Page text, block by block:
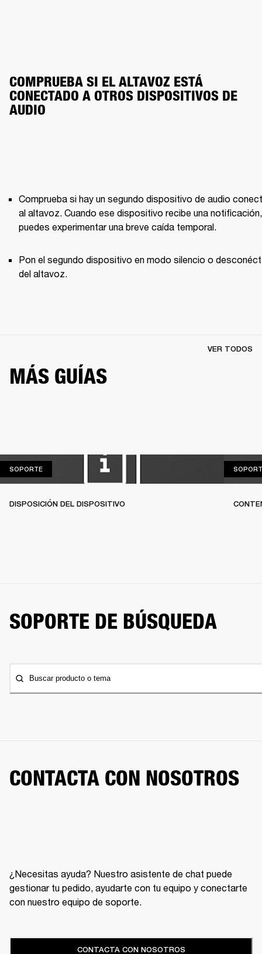
COMPRUEBA SI EL ALTAVOZ ESTÁ
CONECTADO A OTROS DISPOSITIVOS DE
AUDIO
Comprueba si hay un segundo dispositivo de audio
al altavoz. Cuando ese dispositivo recibe una notificación,
puedes experimentar una breve caída temporal.
Pon el segundo dispositivo en modo silencio o
del altavoz.
MÁS GUÍAS
VER TODOS
SOPORTESOPORTE
DISPOSICIÓN DEL DISPOSITIVO
SOPORTE DE BÚSQUEDA
Buscar producto o tema
CONTACTA CON NOSOTROS
¿Necesitas ayuda? Nuestro asistente de chat puede
gestionar tu pedido, ayudarte con tu equipo y conectarte
con nuestro equipo de soporte.
CONTACTA CON NOSOTROS